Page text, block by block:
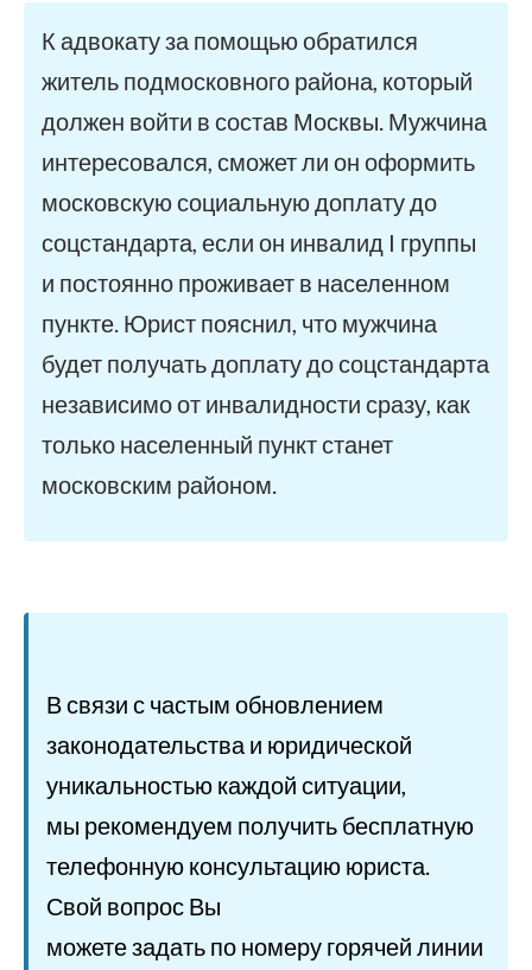
К адвокату за помощью обратился
житель подмосковного района, который
должен войти в состав Москвы. Мужчина
интересовался, сможет ли он оформить
московскую социальную доплату до
соцстандарта, если он инвалид I группы
и постоянно проживает в населенном
пункте. Юрист пояснил, что мужчина
будет получать доплату до соцстандарта
независимо от инвалидности сразу, как
только населенный пункт станет
московским районом.
В связи с частым обновлением
законодательства и юридической
уникальностью каждой ситуации,
мы рекомендуем получить бесплатную
телефонную консультацию юриста.
Свой вопрос Вы
можете задать по номеру горячей линии